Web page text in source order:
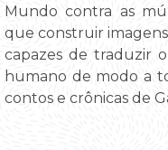
Mundo contra as
que construir
capazes de traduzir
humano de modo a
contos e crônicas de